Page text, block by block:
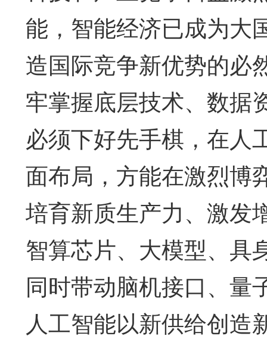
能，智能经济已成为大
造国际竞争新优势的必
牢掌握底层技术、数据
必须下好先手棋，在人
面布局，方能在激烈博
培育新质生产力、激发
智算芯片、大模型、具
同时带动脑机接口、量
人工智能以新供给创造